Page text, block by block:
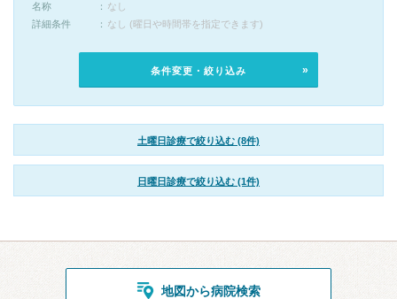
名称
なし
詳細条件
なし (曜日や時間帯を指定できます)
条件変更・絞り込み
土曜日診療で絞り込む (8件)
日曜日診療で絞り込む (1件)
地図から病院検索